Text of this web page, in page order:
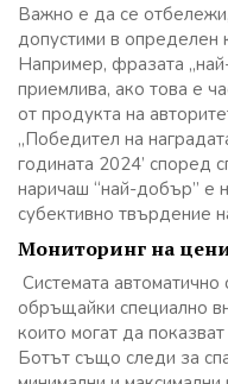
Важно е да се
допустими в определен
Например, фразата
приемлива, ако това е
от продукта на
„Победител на
годината 2024’ според
наричаш “най-добър” е
субективно твърдение
Мониторинг на
Системата
обръщайки специално
които могат да
Ботът също следи за